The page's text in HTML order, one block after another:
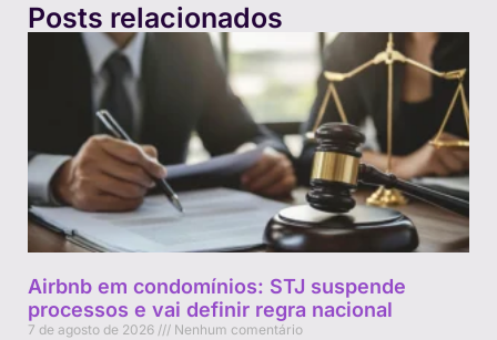
Posts relacionados
Airbnb em condomínios: STJ suspende
processos e vai definir regra nacional
7 de agosto de 2026 Nenhum comentário